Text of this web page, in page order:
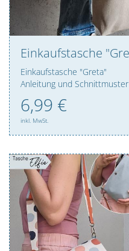
Einkaufstasche
Einkaufstasche "Greta"
Anleitung und
6,99 €
inkl. MwSt.